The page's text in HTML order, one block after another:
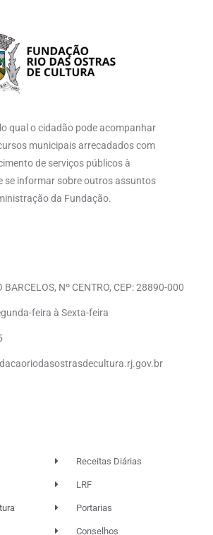
qual o cidadão pode acompanhar
municipais arrecadados com
de serviços públicos à
se informar sobre outros assuntos
da Fundação.
BARCELOS, Nº CENTRO, CEP: 28890-000
feira à Sexta-feira
Receitas Diárias
LRF
Portarias
Conselhos